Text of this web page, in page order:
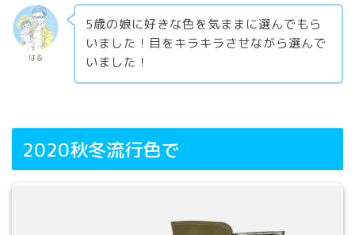
はる
5歳の娘に好きな色を気ままに選んでもら
いました！目をキラキラさせながら選んで
いました！
2020秋冬流行色で